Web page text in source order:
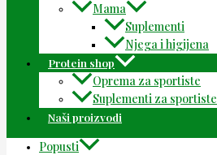
Mama
Suplementi
Njega i higijena
Protein shop
Oprema za sportiste
Suplementi za sportiste
Naši proizvodi
Popusti